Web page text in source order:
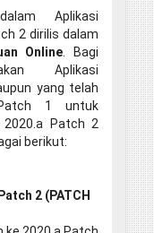
Aplikasi
2 dirilis dalam
Online. Bagi
Aplikasi
yang telah
1 untuk
2020.a Patch 2
berikut:
2 (PATCH